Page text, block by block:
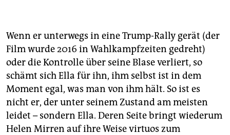
Wenn er unterwegs in eine Trump-Rally gerät (der
Film wurde 2016 in Wahlkampfzeiten gedreht)
oder die Kontrolle über seine Blase verliert, so
schämt sich Ella für ihn, ihm selbst ist in dem
Moment egal, was man von ihm hält. So ist es
nicht er, der unter seinem Zustand am meisten
leidet – sondern Ella. Deren Seite bringt wiederum
Helen Mirren auf ihre Weise virtuos zum